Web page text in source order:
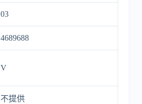
03
4689688
V
不提供